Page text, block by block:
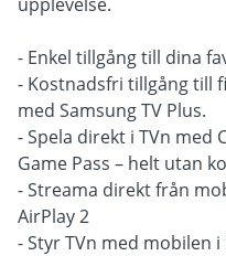
- Enkel tillgång till dina
- Kostnadsfri tillgång till
med Samsung TV Plus.
- Spela direkt i TVn med
Game Pass – helt utan
- Streama direkt från
AirPlay 2
- Styr TVn med mobilen